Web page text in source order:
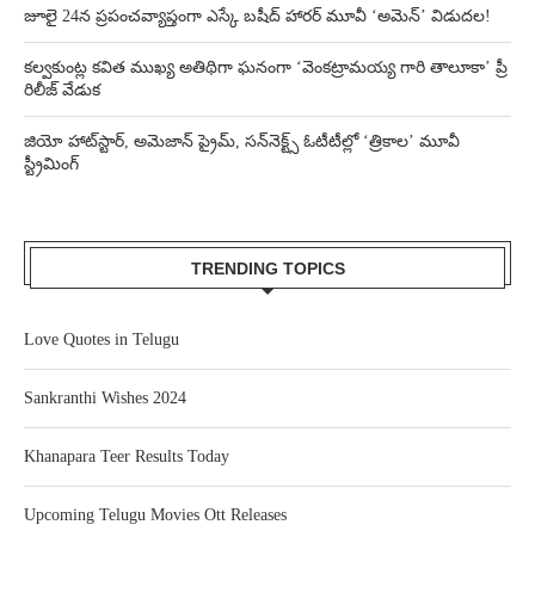
జూలై 24న ప్రపంచవ్యాప్తంగా ఎస్కే బషీద్‌ హారర్ మూవీ ‘అమెన్’ విడుదల!
కల్వకుంట్ల కవిత ముఖ్య అతిథిగా ఘనంగా ‘వెంకట్రామయ్య గారి తాలూకా’ ప్రీ
రిలీజ్ వేడుక
జియో హాట్‌స్టార్, అమెజాన్ ప్రైమ్, సన్‌నెక్ట్స్ ఓటీటీల్లో ‘త్రికాల’ మూవీ
స్ట్రీమింగ్
TRENDING TOPICS
Love Quotes in Telugu
Sankranthi Wishes 2024
Khanapara Teer Results Today
Upcoming Telugu Movies Ott Releases